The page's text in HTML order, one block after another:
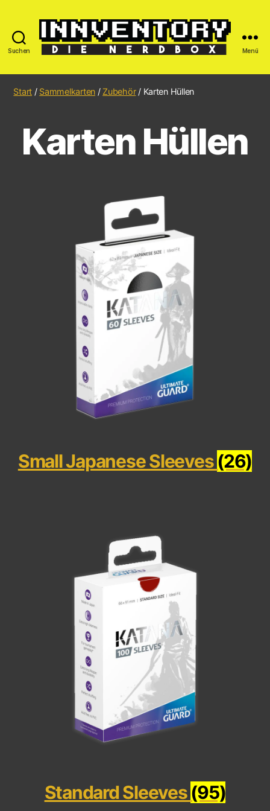
Suchen Menü
Start / Sammelkarten / Zubehör/ Karten Hüllen
Karten Hüllen
Small Japanese Sleeves(26)
Standard Sleeves(95)